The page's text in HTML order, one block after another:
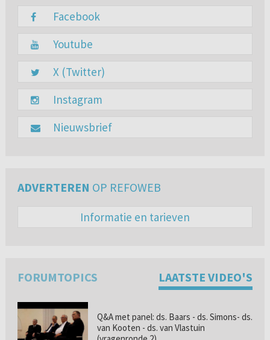
Facebook
Youtube
X (Twitter)
Instagram
Nieuwsbrief
ADVERTEREN OP REFOWEB
Informatie en tarieven
FORUMTOPICS LAATSTE VIDEO'S
Q&A met panel: ds. Baars - ds. Simons- ds.
van Kooten - ds. van Vlastuin